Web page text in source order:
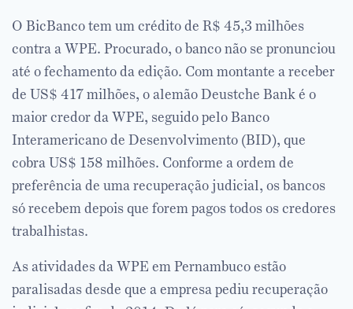
O BicBanco tem um crédito de R$ 45,3 milhões
contra a WPE. Procurado, o banco não se pronunciou
até o fechamento da edição. Com montante a receber
de US$ 417 milhões, o alemão Deustche Bank é o
maior credor da WPE, seguido pelo Banco
Interamericano de Desenvolvimento (BID), que
cobra US$ 158 milhões. Conforme a ordem de
preferência de uma recuperação judicial, os bancos
só recebem depois que forem pagos todos os credores
trabalhistas.
As atividades da WPE em Pernambuco estão
paralisadas desde que a empresa pediu recuperação